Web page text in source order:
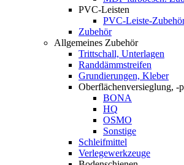
PVC-Leisten
PVC-Leiste-
Zubehör
Allgemeines Zubehör
Trittschall, Unterlagen
Randdämmstreifen
Grundierungen, Kleber
Oberflächenversieglung, -
BONA
HQ
OSMO
Sonstige
Schleifmittel
Verlegewerkzeuge